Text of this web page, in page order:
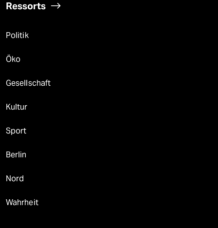
Ressorts
Politik
Öko
Gesellschaft
Kultur
Sport
Berlin
Nord
Wahrheit